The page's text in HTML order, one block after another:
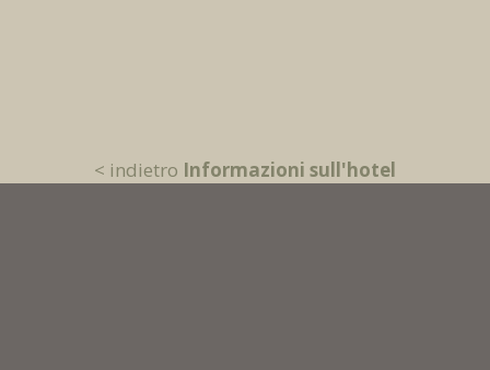
< indietro Informazioni sull'hotel